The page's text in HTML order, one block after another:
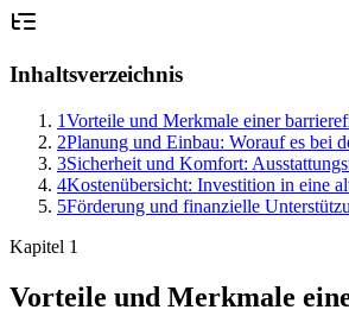
Inhaltsverzeichnis
1Vorteile und Merkmale einer
2Planung und Einbau: Worauf es bei
3Sicherheit und Komfort:
4Kostenübersicht: Investition in eine
5Förderung und finanzielle
Kapitel 1
Vorteile und Merkmale